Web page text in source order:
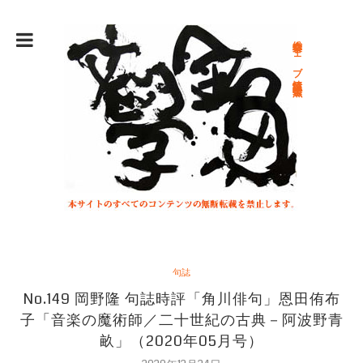
総合文学ウェブ情報誌 文学金魚
句誌
No.149 岡野隆 句誌時評「角川俳句」恩田侑布
子「音楽の魔術師／二十世紀の古典－阿波野青
畝」（2020年05月号）